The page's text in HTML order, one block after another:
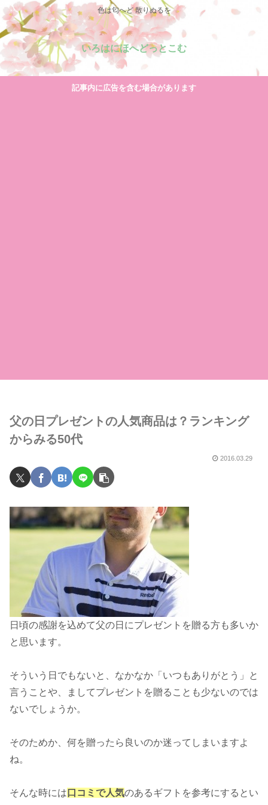
色は匂へど 散りぬるを
いろはにほへどっとこむ
記事内に広告を含む場合があります
父の日プレゼントの人気商品は？ランキング
からみる50代
2016.03.29
日頃の感謝を込めて父の日にプレゼントを贈る方も多いか
と思います。
そういう日でもないと、なかなか「いつもありがとう」と
言うことや、ましてプレゼントを贈ることも少ないのでは
ないでしょうか。
そのためか、何を贈ったら良いのか迷ってしまいますよ
ね。
そんな時には 口コミで人気のあるギフトを参考にするとい